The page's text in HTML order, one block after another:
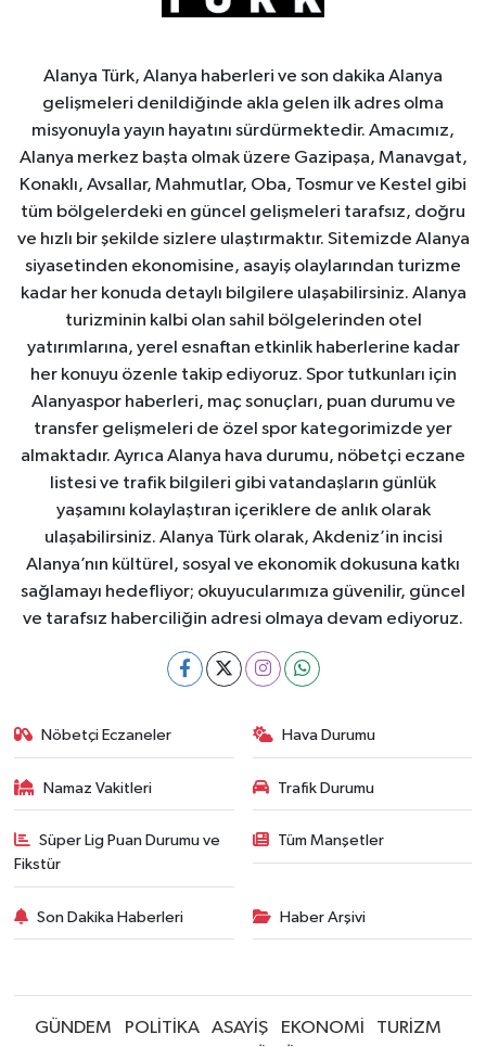
Alanya Türk, Alanya haberleri ve son dakika Alanya
gelişmeleri denildiğinde akla gelen ilk adres olma
misyonuyla yayın hayatını sürdürmektedir. Amacımız,
Alanya merkez başta olmak üzere Gazipaşa, Manavgat,
Konaklı, Avsallar, Mahmutlar, Oba, Tosmur ve Kestel gibi
tüm bölgelerdeki en güncel gelişmeleri tarafsız, doğru
ve hızlı bir şekilde sizlere ulaştırmaktır. Sitemizde Alanya
siyasetinden ekonomisine, asayiş olaylarından turizme
kadar her konuda detaylı bilgilere ulaşabilirsiniz. Alanya
turizminin kalbi olan sahil bölgelerinden otel
yatırımlarına, yerel esnaftan etkinlik haberlerine kadar
her konuyu özenle takip ediyoruz. Spor tutkunları için
Alanyaspor haberleri, maç sonuçları, puan durumu ve
transfer gelişmeleri de özel spor kategorimizde yer
almaktadır. Ayrıca Alanya hava durumu, nöbetçi eczane
listesi ve trafik bilgileri gibi vatandaşların günlük
yaşamını kolaylaştıran içeriklere de anlık olarak
ulaşabilirsiniz. Alanya Türk olarak, Akdeniz’in incisi
Alanya’nın kültürel, sosyal ve ekonomik dokusuna katkı
sağlamayı hedefliyor; okuyucularımıza güvenilir, güncel
ve tarafsız haberciliğin adresi olmaya devam ediyoruz.
Nöbetçi Eczaneler Hava Durumu
Namaz Vakitleri Trafik Durumu
Süper Lig Puan Durumu ve
Fikstür
Tüm Manşetler
Son Dakika Haberleri Haber Arşivi
GÜNDEM POLİTİKA ASAYİŞ EKONOMİ
TURİZM